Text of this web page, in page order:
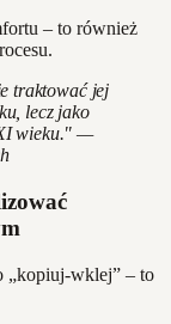
– to również
traktować jej
lecz jako
wieku." —
„kopiuj-wklej” – to